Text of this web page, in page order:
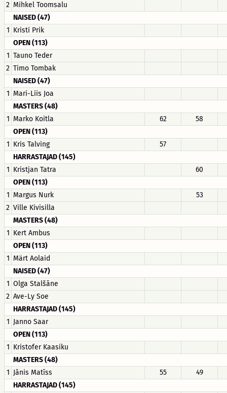
2 Mihkel Toomsalu
NAISED (47)
1 Kristi Prik
OPEN (113)
1 Tauno Teder
2 Timo Tombak
NAISED (47)
1 Mari-Liis Joa
MASTERS (48)
1 Marko Koitla 62
58
OPEN (113)
1 Kris Talving
57
HARRASTAJAD (145)
1 Kristjan Tatra
60
OPEN (113)
1 Margus Nurk
53
2 Ville Kivisilla
MASTERS (48)
1 Kert Ambus
OPEN (113)
1 Märt Aolaid
NAISED (47)
1 Olga Stalšāne
2 Ave-Ly Soe
HARRASTAJAD (145)
1 Janno Saar
OPEN (113)
1 Kristofer Kaasiku
MASTERS (48)
1 Jānis Matīss 55
49
HARRASTAJAD (145)